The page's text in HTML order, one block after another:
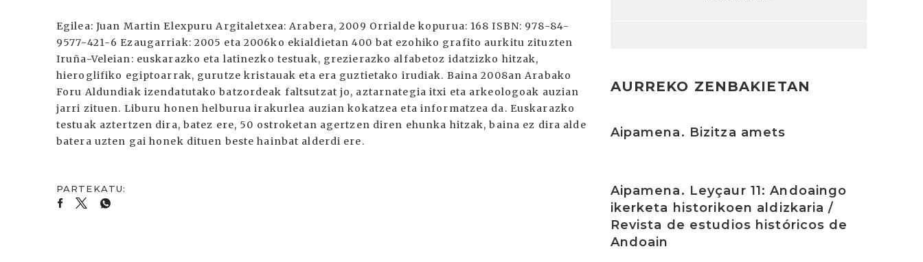
Egilea: Juan Martin Elexpuru Argitaletxea: Arabera, 2009 Orrialde kopurua: 168 ISBN: 978-84-
9577-421-6 Ezaugarriak: 2005 eta 2006ko ekialdietan 400 bat ezohiko grafito aurkitu zituzten
Iruña-Veleian: euskarazko eta latinezko testuak, grezierazko alfabetoz idatzizko hitzak,
hieroglifiko egiptoarrak, gurutze kristauak eta era guztietako irudiak. Baina 2008an Arabako
Foru Aldundiak izendatutako batzordeak faltsutzat jo, aztarnategia itxi eta arkeologoak auzian
jarri zituen. Liburu honen helburua irakurlea auzian kokatzea eta informatzea da. Euskarazko
testuak aztertzen dira, batez ere, 50 ostroketan agertzen diren ehunka hitzak, baina ez dira alde
batera uzten gai honek dituen beste hainbat alderdi ere.
AURREKO ZENBAKIETAN
Aipamena. Bizitza amets
Aipamena. Leyçaur 11: Andoaingo
ikerketa historikoen aldizkaria /
Revista de estudios históricos de
Andoain